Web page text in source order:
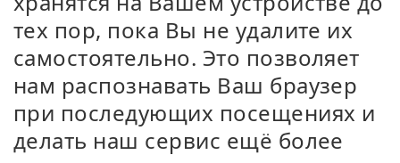
тех пор, пока Вы не удалите их
самостоятельно. Это позволяет
нам распознавать Ваш браузер
при последующих посещениях и
делать наш сервис ещё более